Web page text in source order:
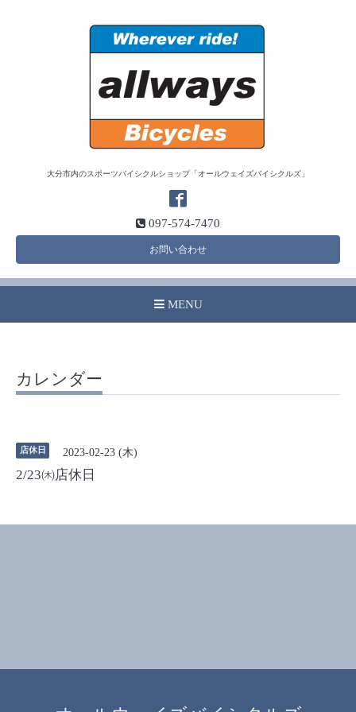
大分市内のスポーツバイシクルショップ「オールウェイズバイシクルズ」
097-574-7470
お問い合わせ
MENU
カレンダー
店休日 2023-02-23 (木)
2/23㈭店休日